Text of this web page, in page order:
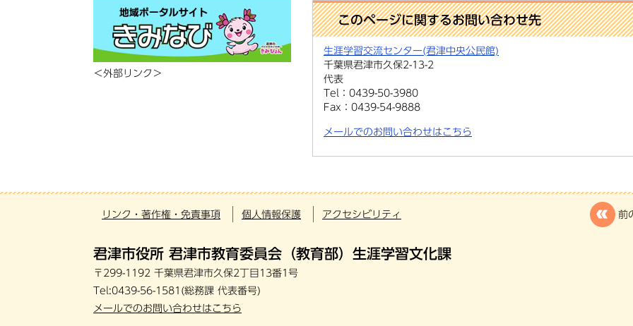
＜外部リンク＞
このページに関するお問い合わせ先
生涯学習交流センター(君津中央公民館)
代表
千葉県君津市久保2-13-2
Tel：0439-50-3980
Fax：0439-54-9888
メールでのお問い合わせはこちら
リンク・著作権・免責事項 個人情報保護 アクセシビリティ 前
君津市役所 君津市教育委員会（教育部）生涯学習文化課
〒299-1192 千葉県君津市久保2丁目13番1号
Tel:0439-56-1581(総務課 代表番号)
メールでのお問い合わせはこちら